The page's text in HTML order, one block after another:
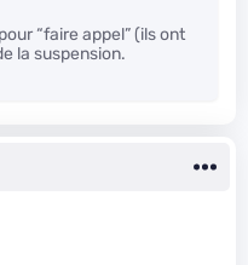
“faire appel” (ils ont
la suspension.